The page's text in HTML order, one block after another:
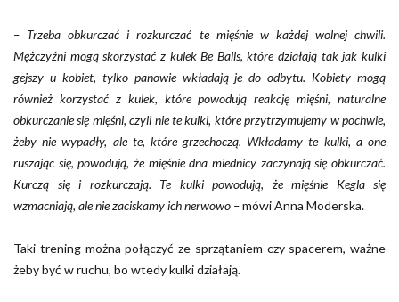
– Trzeba obkurczać i rozkurczać te mięśnie w każdej wolnej chwili.
Mężczyźni mogą skorzystać z kulek Be Balls, które działają tak jak kulki
gejszy u kobiet, tylko panowie wkładają je do odbytu. Kobiety mogą
również korzystać z kulek, które powodują reakcję mięśni, naturalne
obkurczanie się mięśni, czyli nie te kulki, które przytrzymujemy w pochwie,
żeby nie wypadły, ale te, które grzechoczą. Wkładamy te kulki, a one
ruszając się, powodują, że mięśnie dna miednicy zaczynają się obkurczać.
Kurczą się i rozkurczają. Te kulki powodują, że mięśnie Kegla się
wzmacniają, ale nie zaciskamy ich nerwowo –mówi Anna Moderska.
Taki trening można połączyć ze sprzątaniem czy spacerem, ważne
żeby być w ruchu, bo wtedy kulki działają.